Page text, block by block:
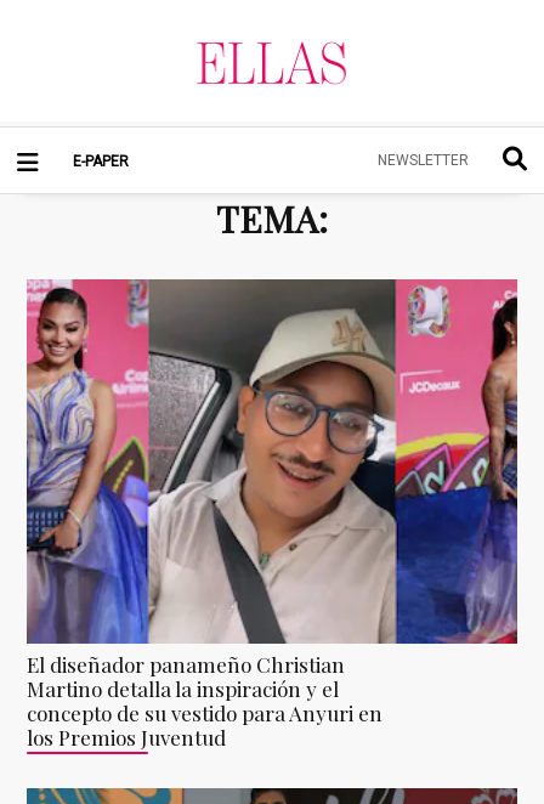
E-PAPER NEWSLETTER
TEMA:
El diseñador panameño Christian
Martino detalla la inspiración y el
concepto de su vestido para Anyuri en
los Premios Juventud